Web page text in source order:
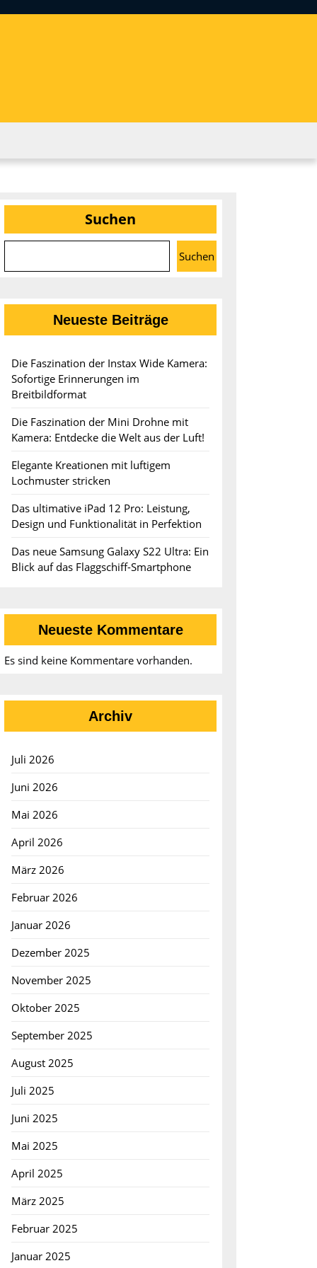
Suchen
Suchen
Neueste Beiträge
Die Faszination der Instax Wide Kamera:
Sofortige Erinnerungen im
Breitbildformat
Die Faszination der Mini Drohne mit
Kamera: Entdecke die Welt aus der Luft!
Elegante Kreationen mit luftigem
Lochmuster stricken
Das ultimative iPad 12 Pro: Leistung,
Design und Funktionalität in Perfektion
Das neue Samsung Galaxy S22 Ultra: Ein
Blick auf das Flaggschiff-Smartphone
Neueste Kommentare
Es sind keine Kommentare vorhanden.
Archiv
Juli 2026
Juni 2026
Mai 2026
April 2026
März 2026
Februar 2026
Januar 2026
Dezember 2025
November 2025
Oktober 2025
September 2025
August 2025
Juli 2025
Juni 2025
Mai 2025
April 2025
März 2025
Februar 2025
Januar 2025